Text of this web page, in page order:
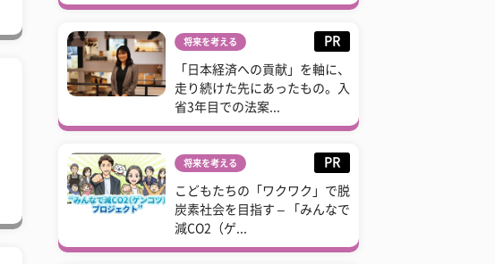
将来を考える PR
「日本経済への貢献」を軸に、
走り続けた先にあったもの。入
省3年目での法案...
将来を考える PR
こどもたちの「ワクワク」で脱
炭素社会を目指す – 「みんなで
減CO2（ゲ...